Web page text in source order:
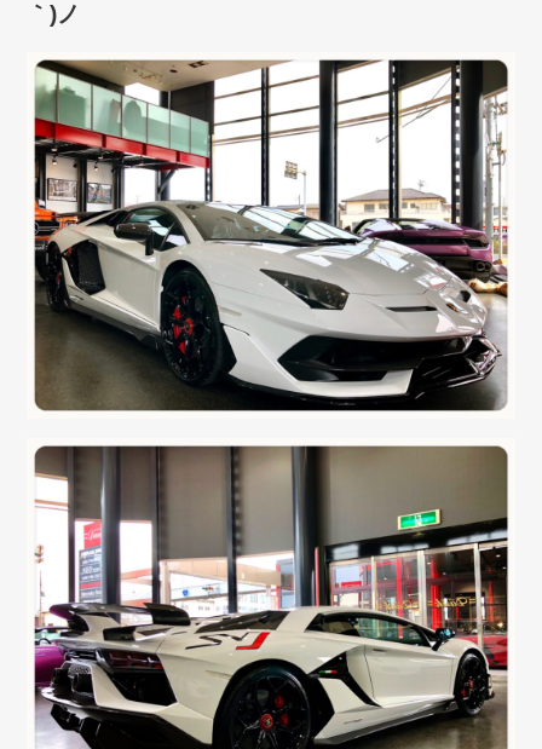
｀)ノ